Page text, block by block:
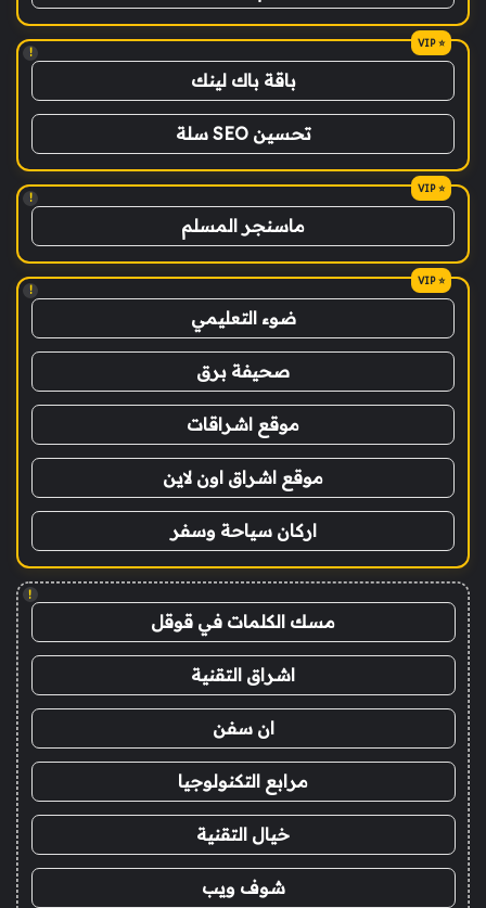
!
باقة باك لينك
تحسين SEO سلة
!
ماسنجر المسلم
!
ضوء التعليمي
صحيفة برق
موقع اشراقات
موقع اشراق اون لاين
اركان سياحة وسفر
!
مسك الكلمات في قوقل
اشراق التقنية
ان سفن
مرابع التكنولوجيا
خيال التقنية
شوف ويب